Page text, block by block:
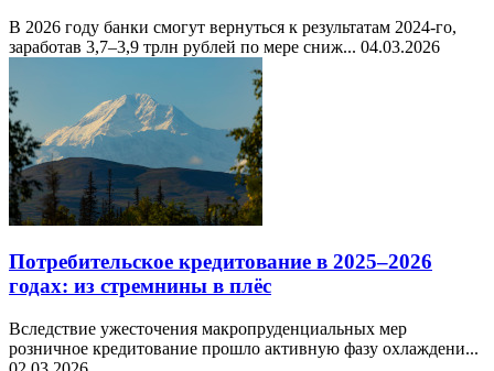
В 2026 году банки смогут вернуться к результатам 2024-го,
заработав 3,7–3,9 трлн рублей по мере сниж... 04.03.2026
Потребительское кредитование в 2025–2026
годах: из стремнины в плёс
Вследствие ужесточения макропруденциальных мер
розничное кредитование прошло активную фазу охлаждени...